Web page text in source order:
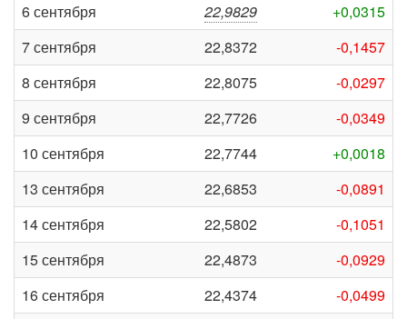
6 сентября
22,9829
+0,0315
7 сентября
22,8372
-0,1457
8 сентября
22,8075
-0,0297
9 сентября
22,7726
-0,0349
10 сентября
22,7744
+0,0018
13 сентября
22,6853
-0,0891
14 сентября
22,5802
-0,1051
15 сентября
22,4873
-0,0929
16 сентября
22,4374
-0,0499